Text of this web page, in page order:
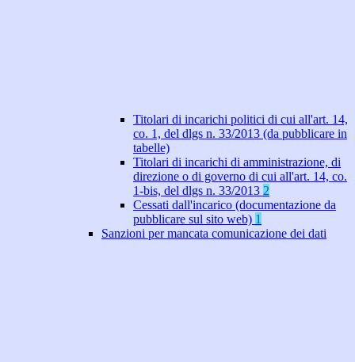
Titolari di incarichi politici di cui all'art. 14,
co. 1, del dlgs n. 33/2013 (da pubblicare in
tabelle)
Titolari di incarichi di amministrazione, di
direzione o di governo di cui all'art. 14, co.
1-bis, del dlgs n. 33/2013 2
Cessati dall'incarico (documentazione da
pubblicare sul sito web) 1
Sanzioni per mancata comunicazione dei dati